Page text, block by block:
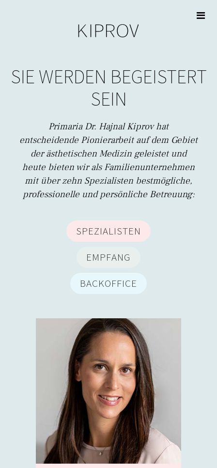

SIE WERDEN BEGEISTERT
SEIN
Primaria Dr. Hajnal Kiprov hat
entscheidende Pionierarbeit auf dem Gebiet
der ästhetischen Medizin geleistet und
heute bieten wir als Familienunternehmen
mit über zehn Spezialisten bestmögliche,
professionelle und persönliche Betreuung:
SPEZIALISTEN
EMPFANG
BACKOFFICE